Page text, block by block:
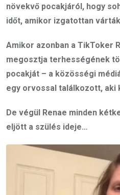
növekvő pocakjáról, hogy
időt, amikor izgatottan
Amikor azonban a TikToker
megosztja terhességének
pocakját – a közösségi
egy orvossal találkozott, aki
De végül Renae minden
eljött a szülés ideje…